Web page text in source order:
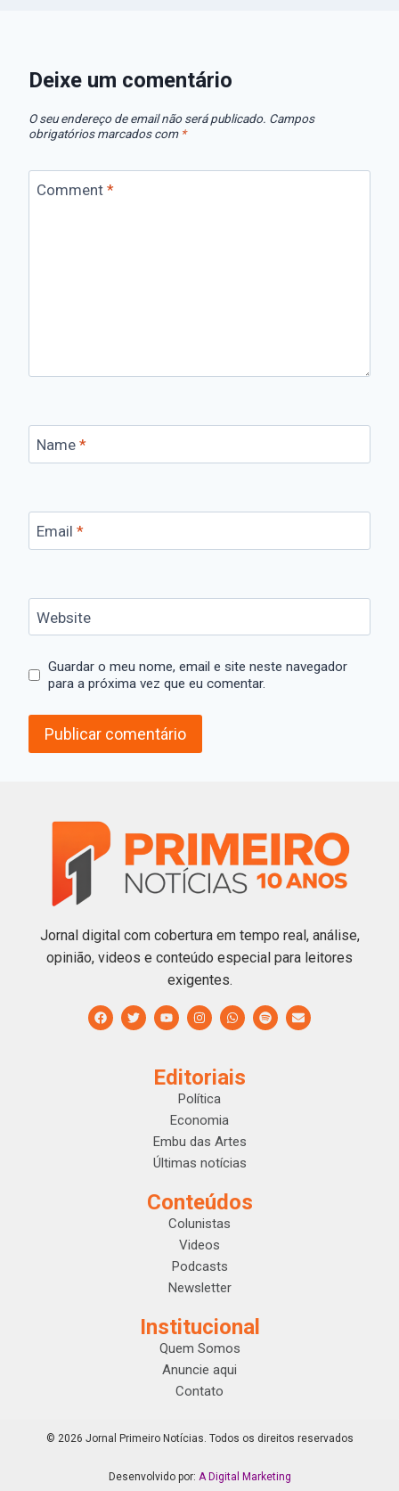
Deixe um comentário
O seu endereço de email não será publicado. Campos
obrigatórios marcados com *
Comment *
Name *
Email *
Website
Guardar o meu nome, email e site neste navegador
para a próxima vez que eu comentar.
Jornal digital com cobertura em tempo real, análise,
opinião, videos e conteúdo especial para leitores
exigentes.
Editoriais
Política
Economia
Embu das Artes
Últimas notícias
Conteúdos
Colunistas
Videos
Podcasts
Newsletter
Institucional
Quem Somos
Anuncie aqui
Contato
© 2026 Jornal Primeiro Notícias. Todos os direitos reservados
Desenvolvido por: A Digital Marketing